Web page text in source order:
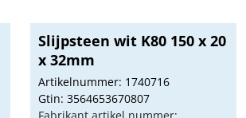
Slijpsteen wit K80 150 x 20
x 32mm
Artikelnummer: 1740716
Gtin: 3564653670807